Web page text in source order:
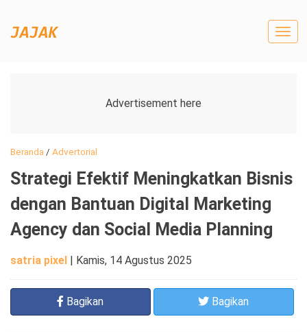
Beranda / Advertorial
Strategi Efektif Meningkatkan Bisnis
dengan Bantuan Digital Marketing
Agency dan Social Media Planning
satria pixel | Kamis, 14 Agustus 2025
Bagikan Bagikan